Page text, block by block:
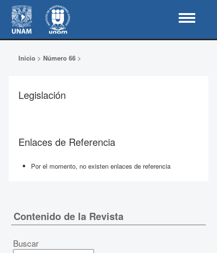
Inicio> Número 66>
Legislación
Enlaces de Referencia
Por el momento, no existen enlaces de referencia
Contenido de la Revista
Buscar